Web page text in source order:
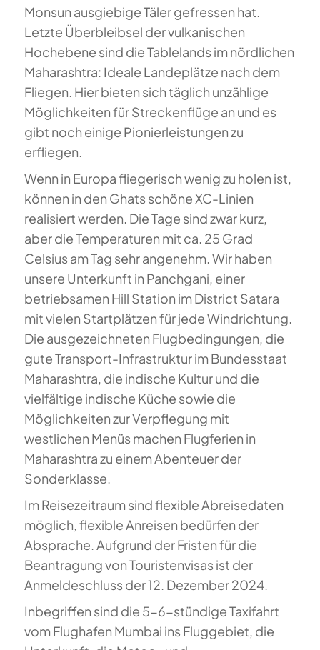
Monsun ausgiebige Täler gefressen hat.
Letzte Überbleibsel der vulkanischen
Hochebene sind die Tablelands im nördlichen
Maharashtra: Ideale Landeplätze nach dem
Fliegen. Hier bieten sich täglich unzählige
Möglichkeiten für Streckenflüge an und es
gibt noch einige Pionierleistungen zu
erfliegen.
Wenn in Europa fliegerisch wenig zu holen ist,
können in den Ghats schöne XC-Linien
realisiert werden. Die Tage sind zwar kurz,
aber die Temperaturen mit ca. 25 Grad
Celsius am Tag sehr angenehm. Wir haben
unsere Unterkunft in Panchgani, einer
betriebsamen Hill Station im District Satara
mit vielen Startplätzen für jede Windrichtung.
Die ausgezeichneten Flugbedingungen, die
gute Transport-Infrastruktur im Bundesstaat
Maharashtra, die indische Kultur und die
vielfältige indische Küche sowie die
Möglichkeiten zur Verpflegung mit
westlichen Menüs machen Flugferien in
Maharashtra zu einem Abenteuer der
Sonderklasse.
Im Reisezeitraum sind flexible Abreisedaten
möglich, flexible Anreisen bedürfen der
Absprache. Aufgrund der Fristen für die
Beantragung von Touristenvisas ist der
Anmeldeschluss der 12. Dezember 2024.
Inbegriffen sind die 5-6-stündige Taxifahrt
vom Flughafen Mumbai ins Fluggebiet, die